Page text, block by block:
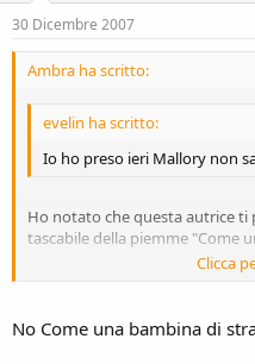
30 Dicembre 2007
Ambra ha scritto:
evelin ha scritto:
Io ho preso ieri Mallory non
Ho notato che questa autrice ti
tascabile della piemme "Come
Clicca
No Come una bambina di